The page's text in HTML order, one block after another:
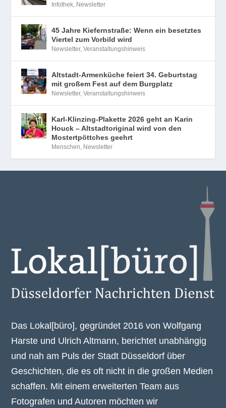
Infothek, Newsletter
45 Jahre Kiefernstraße: Wenn ein besetztes
Viertel zum Vorbild wird
Newsletter,Veranstaltungshinweis
Altstadt-Armenküche feiert 34. Geburtstag
mit großem Fest auf dem Burgplatz
Newsletter,Veranstaltungshinweis
Karl-Klinzing-Plakette 2026 geht an Karin
Houck – Altstadtoriginal wird von den
Mostertpöttches geehrt
Menschen, Newsletter
Das Lokal[büro], gegründet 2016 von Wolfgang
Harste und Ulrich Altmann, berichtet unabhängig
und nah am Puls der Stadt Düsseldorf über
Geschichten, die es oft nicht in die großen Medien
schaffen. Mit einem erweiterten Team aus
Fotografen und Autoren möchten wir